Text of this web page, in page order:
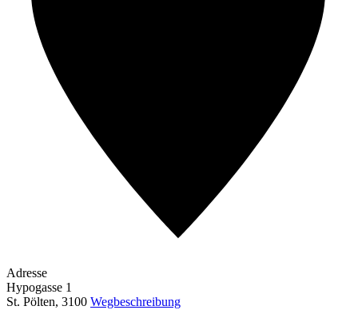
Adresse
Hypogasse 1
St. Pölten, 3100 Wegbeschreibung